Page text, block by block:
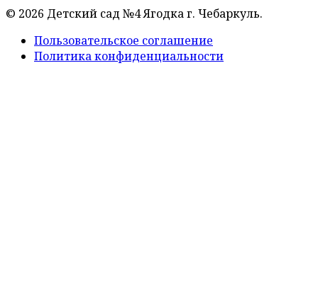
© 2026 Детский сад №4 Ягодка г. Чебаркуль.
Пользовательское соглашение
Политика конфиденциальности